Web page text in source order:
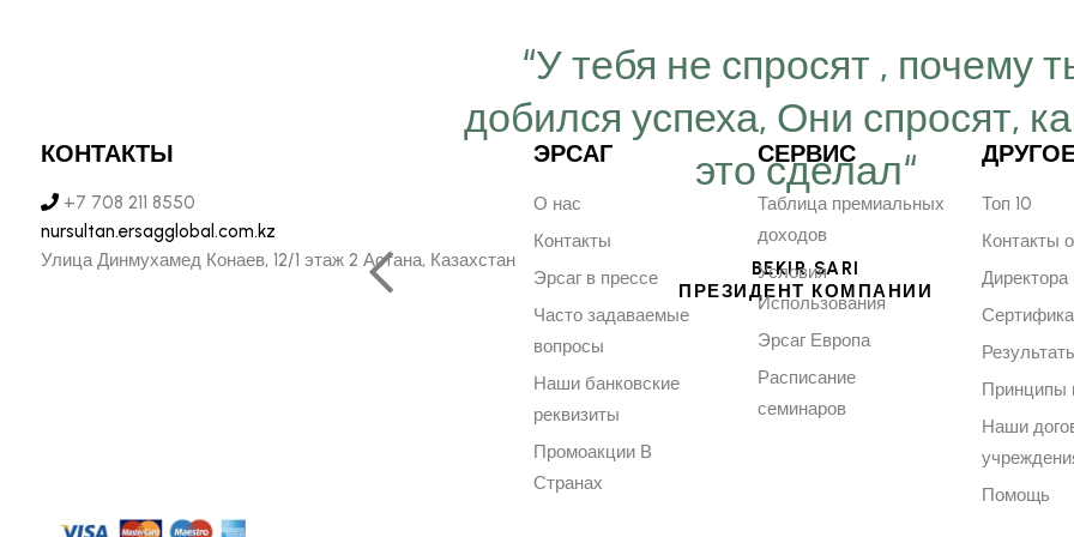
веру в
компанию Эрсаг"
“У тебя не спросят , почему
добился успеха, Они спросят,
это сделал“
BEKIR SARI
ПРЕЗИДЕНТ КОМПАНИИ
КОНТАКТЫ
+7 708 211 8550
nursultan.ersagglobal.com.kz
Улица Динмухамед Конаев, 12/1 этаж 2 Астана, Казахстан
ЭРСАГ
О нас
Контакты
Эрсаг в прессе
Часто задаваемые
вопросы
Наши банковские
реквизиты
Промоакции В
Странах
СЕРВИС
Таблица премиальных
доходов
Условия
Использования
Эрсаг Европа
Расписание
семинаров
Топ 10
Контакты
Принципы
Наши
Помощь